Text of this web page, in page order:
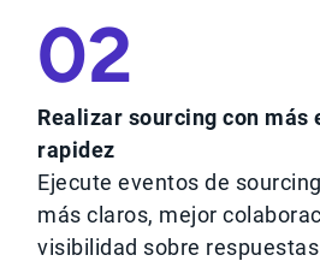
02
Realizar sourcing con más
rapidez
Ejecute eventos de
más claros, mejor
visibilidad sobre